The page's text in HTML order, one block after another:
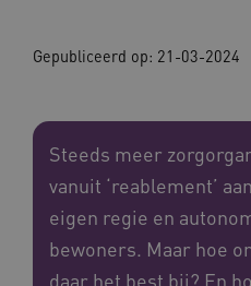
Gepubliceerd op: 21-03-2024
Steeds meer
vanuit ‘reablement’
eigen regie en
bewoners. Maar hoe
daar het best bij? En